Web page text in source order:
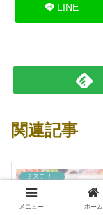
LINE
関連記事
ミステリー
メニュー ホーム